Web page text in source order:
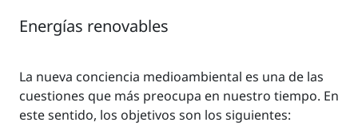
Energías renovables
La nueva conciencia medioambiental es una de las
cuestiones que más preocupa en nuestro tiempo. En
este sentido, los objetivos son los siguientes: